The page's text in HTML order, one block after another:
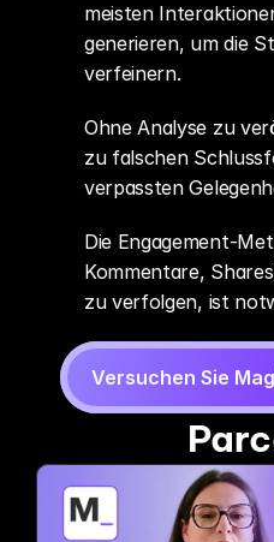
meisten
generieren, um die
verfeinern.
Ohne Analyse zu
zu falschen
verpassten
Die Engagement-
Kommentare,
zu verfolgen, ist
Versuchen Sie